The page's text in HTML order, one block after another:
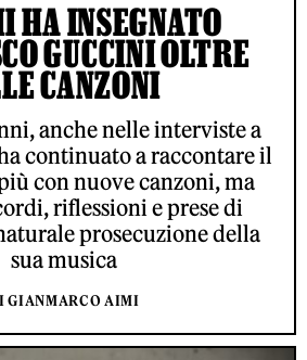
HA INSEGNATO
GUCCINI OLTRE
CANZONI
anche nelle interviste a
continuato a raccontare il
con nuove canzoni, ma
riflessioni e prese di
prosecuzione della
sua musica
GIANMARCO AIMI